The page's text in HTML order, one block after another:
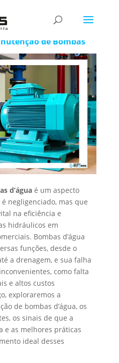
d’água
de Bombas
d’águaé um aspecto
negligenciado, mas que
na eficiência e
hidráulicos em
Bombas d’água
funções, desde o
a drenagem, e sua falha
como falta
e altos custos
exploraremos a
de bombas d’água, os
os sinais de que a
e as melhores práticas
ideal desses